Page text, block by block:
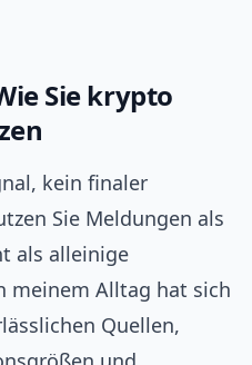
Sie krypto
kein finaler
Sie Meldungen als
als alleinige
meinem Alltag hat sich
Quellen,